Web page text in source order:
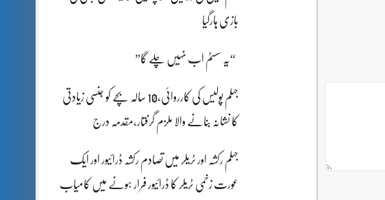
بازی ہارگیا
“یہ سسٹم اب نہیں چلے گا”
جہلم پولیس کی کارروائی،10 سالہ بچے کو جنسی زیادتی
کا نشانہ بنانے والا ملزم گرفتار،مقدمہ درج
جہلم رکشہ اور ٹریلر میں تصادم رکشہ ڈرائیور اور ایک
عورت زخمی ٹریلر کا ڈرائیور فرار ہونے میں کامیاب